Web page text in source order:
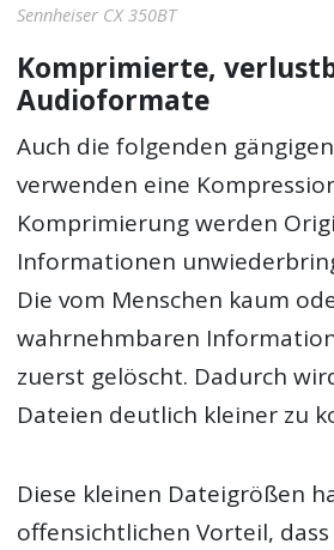
Sennheiser CX 350BT
Komprimierte,
Audioformate
Auch die folgenden
verwenden eine
Komprimierung werden
Informationen
Die vom Menschen kaum
wahrnehmbaren
zuerst gelöscht. Dadurch
Dateien deutlich kleiner zu
Diese kleinen Dateigrößen
offensichtlichen Vorteil,